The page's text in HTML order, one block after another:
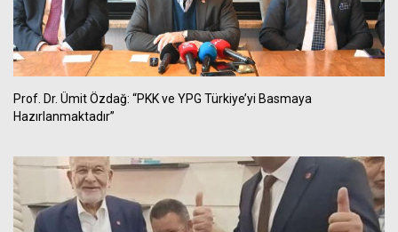
Prof. Dr. Ümit Özdağ: “PKK ve YPG Türkiye’yi Basmaya
Hazırlanmaktadır”